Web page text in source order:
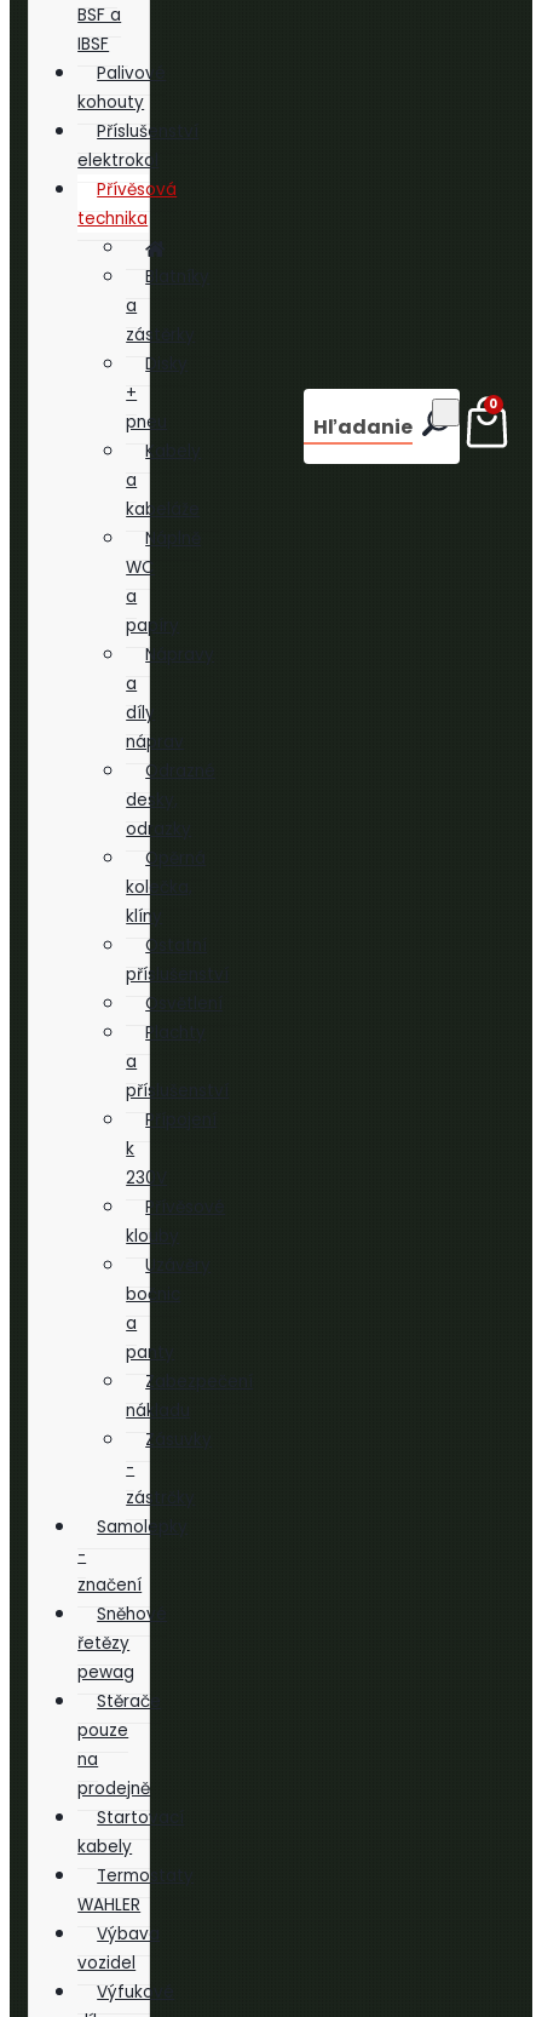
BSF a
IBSF
Palivové
kohouty
Příslušenství
elektrokol
Přívěsová
technika
Blatníky
a
zástěrky
Disky
+
pneu
Kabely
a
kabeláže
Náplně
WC
a
papíry
Nápravy
a
díly
náprav
Odrazné
desky,
odrazky
Opěrná
kolečka,
klíny
Ostatní
příslušenství
Osvětlení
Plachty
a
příslušenství
Přípojení
k
230V
Přívěsové
klouby
Uzávěry
bočnic
a
panty
Zabezpečení
nákladu
Zásuvky
-
zástrčky
Samolepky
-
značení
Sněhové
řetězy
pewag
Stěrače
pouze
na
prodejně
Startovací
kabely
Termostaty
WAHLER
Výbava
vozidel
Výfukové
Hľadanie
0